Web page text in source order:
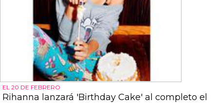
EL 20 DE FEBRERO
Rihanna lanzará 'Birthday Cake' al completo el